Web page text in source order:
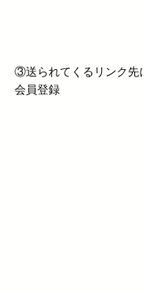
③送られてくるリンク先
会員登録